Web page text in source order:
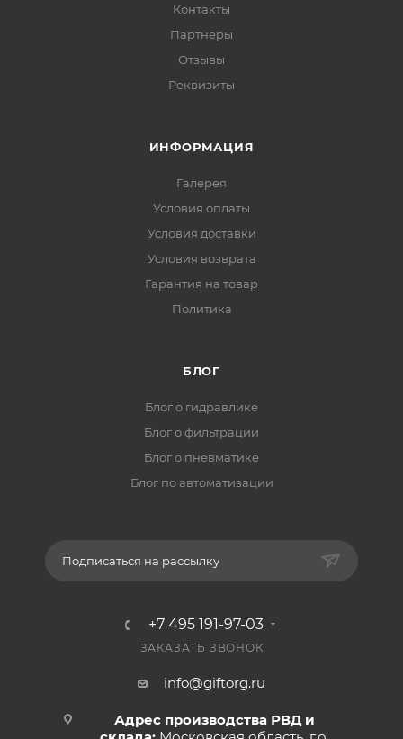
Контакты
Партнеры
Отзывы
Реквизиты
ИНФОРМАЦИЯ
Галерея
Условия оплаты
Условия доставки
Условия возврата
Гарантия на товар
Политика
БЛОГ
Блог о гидравлике
Блог о фильтрации
Блог о пневматике
Блог по автоматизации
Подписаться на рассылку
+7 495 191-97-03
ЗАКАЗАТЬ ЗВОНОК
info@giftorg.ru
Адрес производства РВД и